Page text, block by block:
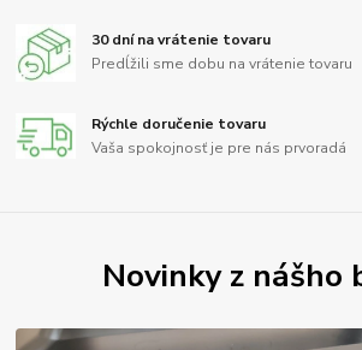
30 dní na vrátenie tovaru
Predĺžili sme dobu na vrátenie tovaru
Rýchle doručenie tovaru
Vaša spokojnosť je pre nás prvoradá
Novinky z nášho